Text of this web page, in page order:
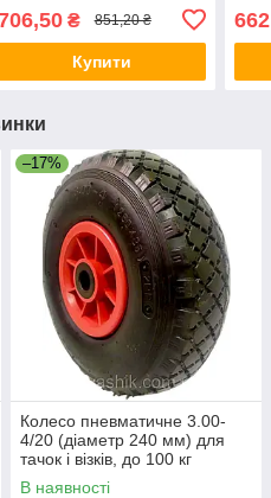
₴ 851,20 ₴
Купити
–17%
Колесо пневматичне 3.00-
4/20 (діаметр 240 мм) для
тачок і візків, до 100 кг
В наявності